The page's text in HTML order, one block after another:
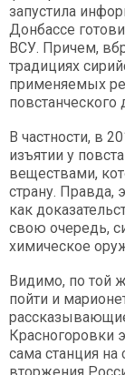
запустила
Донбассе
ВСУ. Причем,
традициях
применяемых
В частности, в
изъятии у
веществами,
страну. Правда,
как
свою очередь,
химическое
Видимо, по той
пойти и
Красногоровки
сама станция